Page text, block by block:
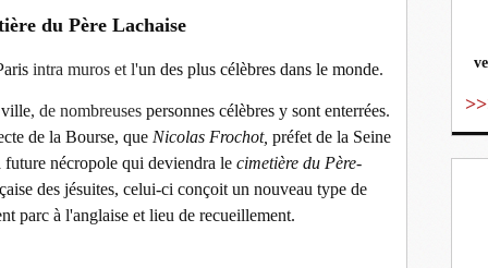
du Père Lachaise
intra muros et l'un des plus célèbres dans le monde.
ville, de nombreuses personnes célèbres y sont enterrées.
de la Bourse, que Nicolas Frochot, préfet de la Seine
nécropole qui deviendra le cimetière du Père-
des jésuites, celui-ci conçoit un nouveau type de
parc à l'anglaise et lieu de recueillement.